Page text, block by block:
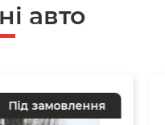
авто
Під замовлення